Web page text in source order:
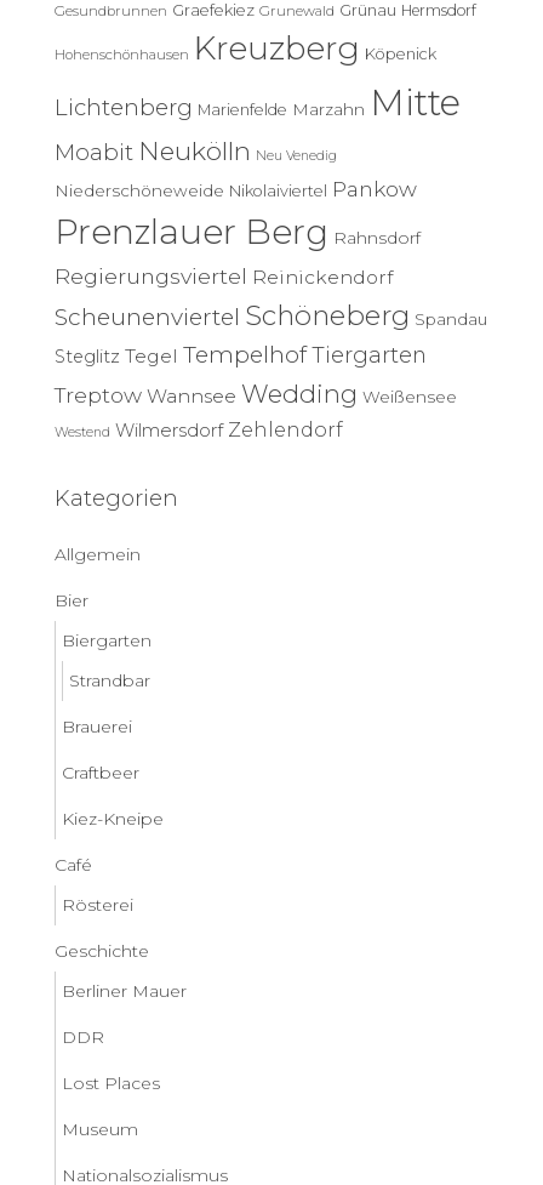
Gesundbrunnen Graefekiez Grunewald Grünau Hermsdorf
Hohenschönhausen Kreuzberg Köpenick
Lichtenberg Marienfelde Marzahn Mitte
Moabit Neukölln Neu Venedig
Niederschöneweide Nikolaiviertel Pankow
Prenzlauer Berg Rahnsdorf
Regierungsviertel Reinickendorf
Scheunenviertel Schöneberg Spandau
Steglitz Tegel TempelhofTiergarten
Treptow Wannsee Wedding Weißensee
Westend Wilmersdorf Zehlendorf
Kategorien
Allgemein
Bier
Biergarten
Strandbar
Brauerei
Craftbeer
Kiez-Kneipe
Café
Rösterei
Geschichte
Berliner Mauer
DDR
Lost Places
Museum
Nationalsozialismus